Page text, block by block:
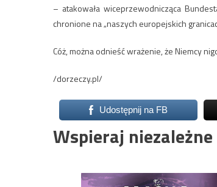
– atakowała wiceprzewodnicząca
chronione na „naszych europejskich
Cóż, można odnieść wrażenie, że Niemcy
/dorzeczy.pl/
Udostępnij na FB
Wspieraj